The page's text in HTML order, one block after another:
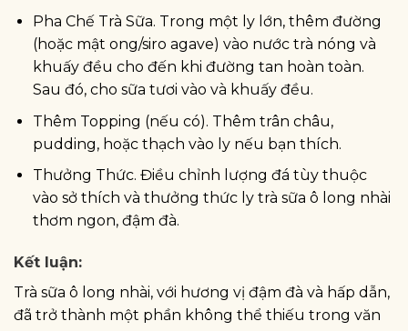
Pha Chế Trà Sữa. Trong một ly lớn, thêm đường
(hoặc mật ong/siro agave) vào nước trà nóng và
khuấy đều cho đến khi đường tan hoàn toàn.
Sau đó, cho sữa tươi vào và khuấy đều.
Thêm Topping (nếu có). Thêm trân châu,
pudding, hoặc thạch vào ly nếu bạn thích.
Thưởng Thức. Điều chỉnh lượng đá tùy thuộc
vào sở thích và thưởng thức ly trà sữa ô long nhài
thơm ngon, đậm đà.
Kết luận:
Trà sữa ô long nhài, với hương vị đậm đà và hấp dẫn,
đã trở thành một phần không thể thiếu trong văn